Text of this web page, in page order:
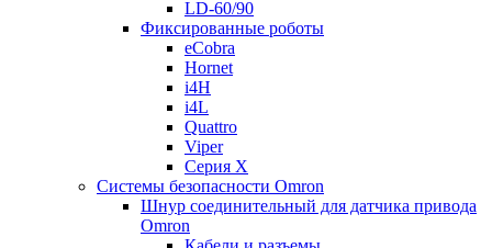
LD-60/90
Фиксированные роботы
eCobra
Hornet
i4H
i4L
Quattro
Viper
Серия X
Системы безопасности Omron
Шнур соединительный для датчика привода
Omron